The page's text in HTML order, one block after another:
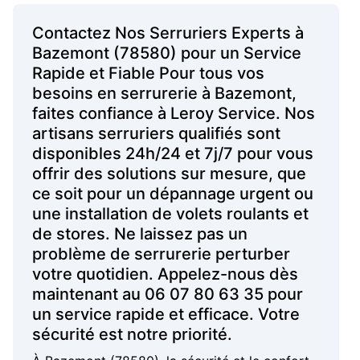
Contactez Nos Serruriers Experts à
Bazemont (78580) pour un Service
Rapide et Fiable Pour tous vos
besoins en serrurerie à Bazemont,
faites confiance à Leroy Service. Nos
artisans serruriers qualifiés sont
disponibles 24h/24 et 7j/7 pour vous
offrir des solutions sur mesure, que
ce soit pour un dépannage urgent ou
une installation de volets roulants et
de stores. Ne laissez pas un
problème de serrurerie perturber
votre quotidien. Appelez-nous dès
maintenant au 06 07 80 63 35 pour
un service rapide et efficace. Votre
sécurité est notre priorité.